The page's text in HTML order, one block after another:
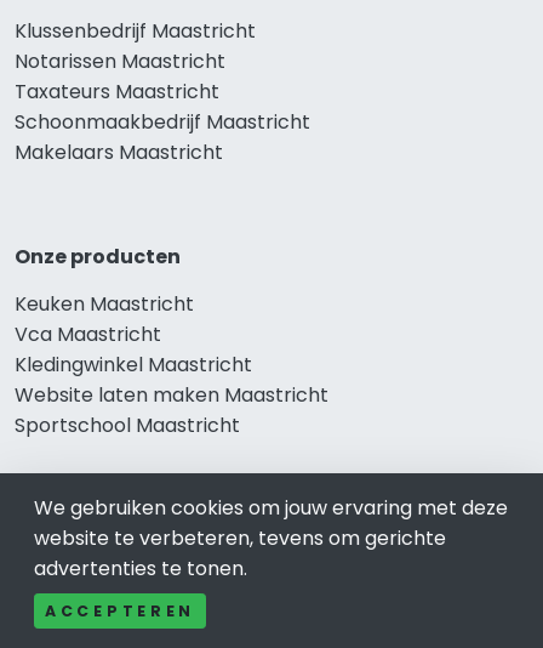
Klussenbedrijf Maastricht
Notarissen Maastricht
Taxateurs Maastricht
Schoonmaakbedrijf Maastricht
Makelaars Maastricht
Onze producten
Keuken Maastricht
Vca Maastricht
Kledingwinkel Maastricht
Website laten maken Maastricht
Sportschool Maastricht
Gewaardeerd
Auto-bedrijven Maastricht
Auto huren-Autoverhuur Maastricht
Banden-Bandenservice Maastricht
We gebruiken cookies om jouw ervaring met deze
website te verbeteren, tevens om gerichte
advertenties te tonen.
ACCEPTEREN